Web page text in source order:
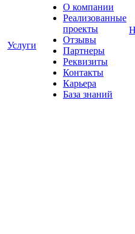
Услуги
О компании
Реализованные
проекты
Отзывы
Партнеры
Реквизиты
Контакты
Карьера
База знаний